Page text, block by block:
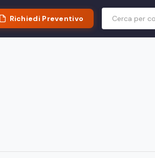
Richiedi Preventivo